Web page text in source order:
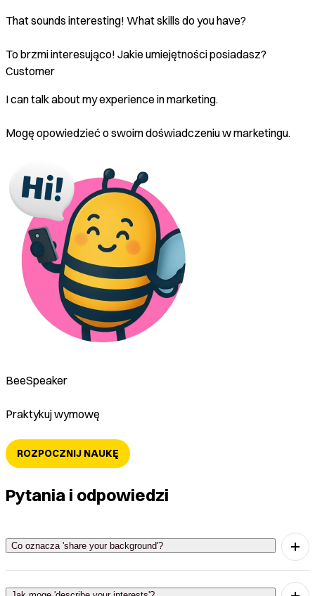
That sounds interesting! What skills do you have?
To brzmi interesująco! Jakie umiejętności posiadasz?
Customer
I can talk about my experience in marketing.
Mogę opowiedzieć o swoim doświadczeniu w marketingu.
BeeSpeaker
Praktykuj wymowę
ROZPOCZNIJ NAUKĘ
Pytania i odpowiedzi
Co oznacza 'share your background'?
'Share your background' oznacza opowiedzenie o
swoim pochodzeniu, wykształceniu i